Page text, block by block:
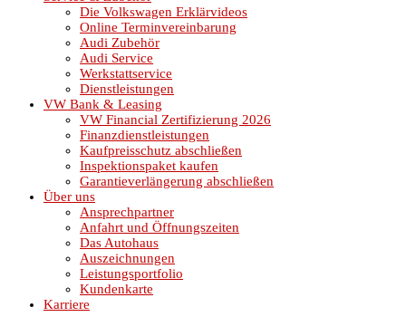
Die Volkswagen Erklärvideos
Online Terminvereinbarung
Audi Zubehör
Audi Service
Werkstattservice
Dienstleistungen
VW Bank & Leasing
VW Financial Zertifizierung 2026
Finanzdienstleistungen
Kaufpreisschutz abschließen
Inspektionspaket kaufen
Garantieverlängerung abschließen
Über uns
Ansprechpartner
Anfahrt und Öffnungszeiten
Das Autohaus
Auszeichnungen
Leistungsportfolio
Kundenkarte
Karriere